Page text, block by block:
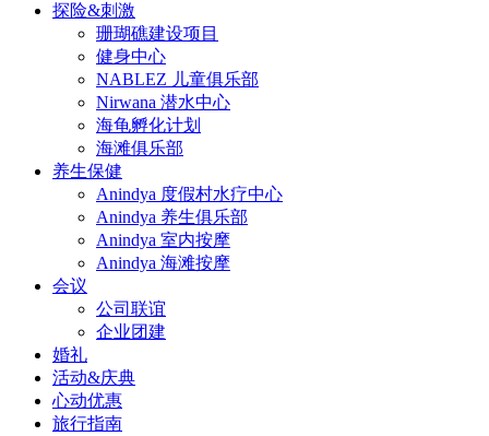
探险&刺激
珊瑚礁建设项目
健身中心
NABLEZ 儿童俱乐部
Nirwana 潜水中心
海龟孵化计划
海滩俱乐部
养生保健
Anindya 度假村水疗中心
Anindya 养生俱乐部
Anindya 室内按摩
Anindya 海滩按摩
会议
公司联谊
企业团建
婚礼
活动&庆典
心动优惠
旅行指南